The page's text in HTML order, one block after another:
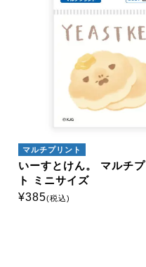
マルチプリント
いーすとけん。 マルチ
ト ミニサイズ
¥385(税込)